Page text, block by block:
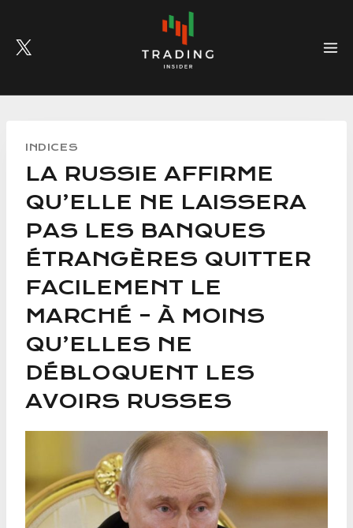
content
INDICES
LA RUSSIE AFFIRME
QU’ELLE NE LAISSERA
PAS LES BANQUES
ÉTRANGÈRES QUITTER
FACILEMENT LE
MARCHÉ – À MOINS
QU’ELLES NE
DÉBLOQUENT LES
AVOIRS RUSSES